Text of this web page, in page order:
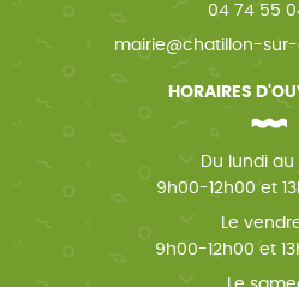
04 74 55
mairie@chatillon-
HORAIRES
Du lundi au
9h00-12h00 et
Le
9h00-12h00 et